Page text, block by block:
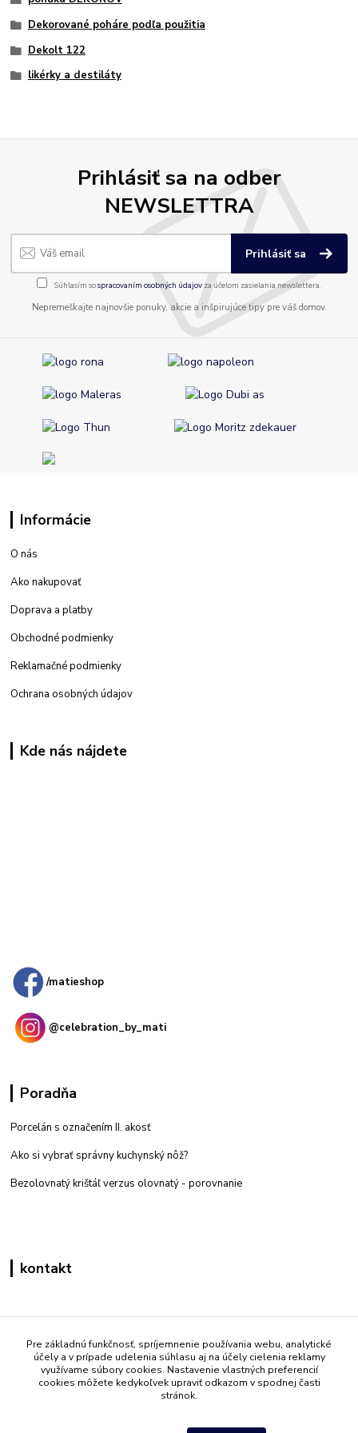
Dekorované poháre podľa použitia
Dekolt 122
likérky a destiláty
Prihlásiť sa na odber
NEWSLETTRA
Prihlásiť sa
Súhlasím sospracovaním osobných údajov za účelom zasielania newslettera.
Nepremeškajte najnovšie ponuky, akcie a inšpirujúce tipy pre váš domov.
Informácie
O nás
Ako nakupovať
Doprava a platby
Obchodné podmienky
Reklamačné podmienky
Ochrana osobných údajov
Kde nás nájdete
/matieshop
@celebration_by_mati
Poradňa
Porcelán s označením II. akosť
Ako si vybrať správny kuchynský nôž?
Bezolovnatý krištáľ verzus olovnatý - porovnanie
kontakt
+421 908 861 051
(Po - Pia 7:30-15:30)
info@mati.sk
Pre základnú funkčnosť, spríjemnenie používania webu, analytické
účely a v prípade udelenia súhlasu aj na účely cielenia reklamy
využívame súbory cookies. Nastavenie vlastných preferencií
cookies môžete kedykoľvek upraviť odkazom v spodnej časti
stránok.